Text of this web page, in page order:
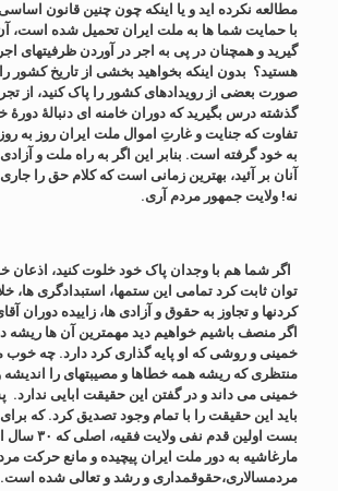
مطالعه نکرده اید و یا اینکه چون چنین قانون
با حمایت شما ها به ملت ایران تحمیل شده است،
گیرید و همچنان در پی به اجر در آوردن ظرفیتهای
هستید؟ بدون اینکه بخواهید بخشی از تاریخ کشور را
صورت بعضی از رویدادهای کشور را پاک کنید، از
گذشته درس بگیرید که دوران خامنه ای دنبالۀ دورۀ
تفاوت که جنایت و غارتِ اموال ملت ایران روز به
به خود گرفته است. بنابر این اگر به راه ملت و
آنان بر آئید، بهترین زمانی است که کلام حق را
نه! ولایت جمهور مردم آری.
اگر شما هم با وجدان پاک خود خلوت کنید، اذعان
توان ثابت کرد تمامی این ستمها، استبدادگری ها،
کردنها و تجاوز به حقوق و آزادی ها، زاییده دوران
اگر منصف باشیم خواهیم دید مهمترین آن ها ریشه
خمینی و روشی که او پایه گذاری کرد دارد. چه خوب
منتظری که ریشه همه خطاها و مصیبتهای را اندیشه
خمینی می داند و در گفتن این حقیقت ابایی
باید این حقیقت را با تمام وجود تصدیق کرد. که
بست اولین قدم نفی
مارغاشیه به دور ملت ایران پیچیده و مانع حرکت
مردمسالاری،حقوقمداری و رشد و تعالی شده است.